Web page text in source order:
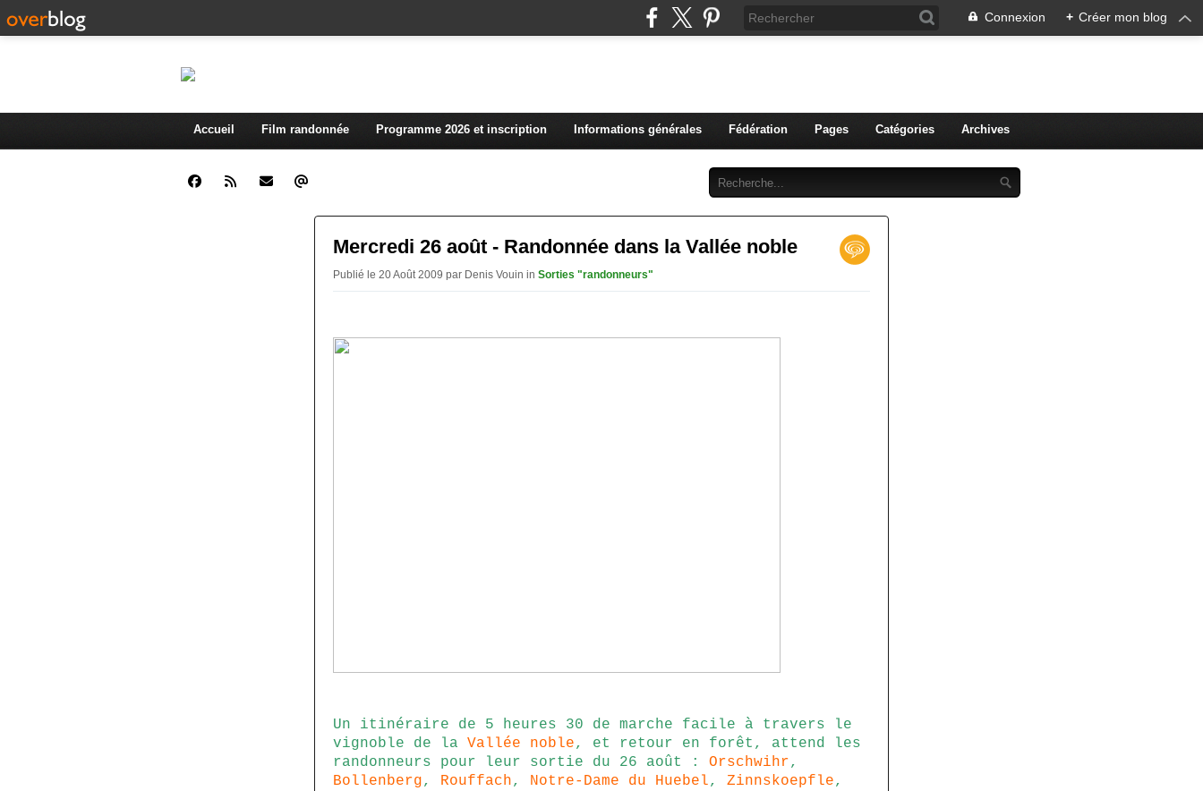
Connexion + Créer mon blog
Accueil Film randonnée Programme 2026 et inscription Informations générales Fédération Pages Catégories Archives
Mercredi 26 août - Randonnée dans la Vallée noble
Publié le 20 Août 2009 par Denis Vouin in Sorties "randonneurs"
Un itinéraire de 5 heures 30 de marche facile à travers le
vignoble de la Vallée noble, et retour en forêt, attend les
randonneurs pour leur sortie du 26 août : Orschwihr,
Bollenberg, Rouffach, Notre-Dame du Huebel, Zinnskoepfle,